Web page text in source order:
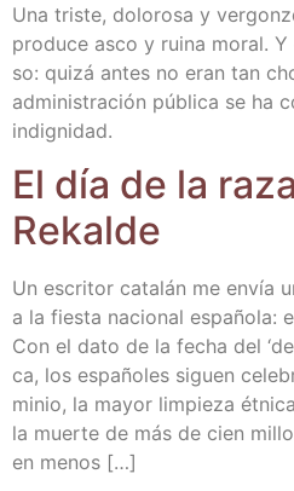
Una tris­te, dolo­ro­sa y
pro­du­ce asco y rui­na moral.
so: qui­zá antes no eran tan
admi­nis­tra­ción públi­ca se ha
indignidad.
El día de la
Rekalde
Un escri­tor cata­lán me envía
a la fies­ta nacio­nal espa­ño­la:
Con el dato de la fecha del
ca, los espa­ño­les siguen
mi­nio, la mayor lim­pie­za
la muer­te de más de cien
en menos […]